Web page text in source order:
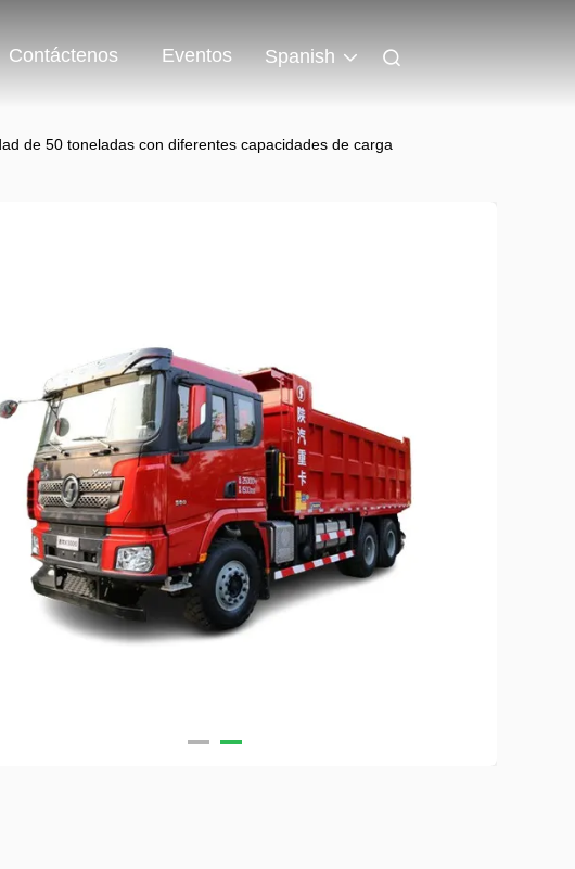
Contáctenos Eventos Spanish
de 50 toneladas con diferentes capacidades de carga